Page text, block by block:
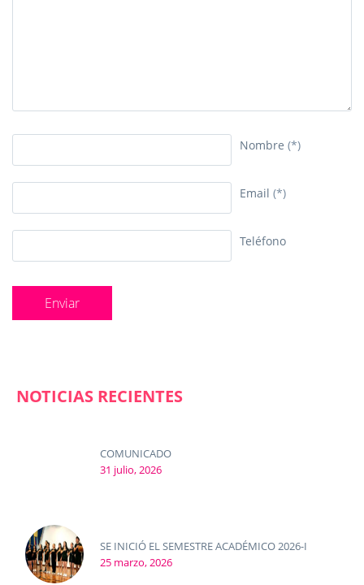
Nombre (*)
Email (*)
Teléfono
NOTICIAS RECIENTES
COMUNICADO
31 julio, 2026
SE INICIÓ EL SEMESTRE ACADÉMICO 2026-I
25 marzo, 2026